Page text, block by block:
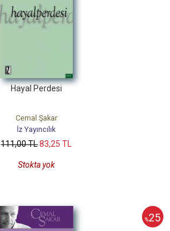
Hayal Perdesi
Cemal Şakar
İz Yayıncılık
111,00TL83,25 TL
Stokta yok
%25